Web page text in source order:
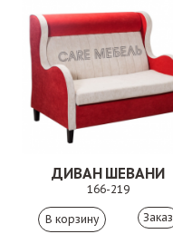
ДИВАН ШЕВАНИ
166-219
Заказ